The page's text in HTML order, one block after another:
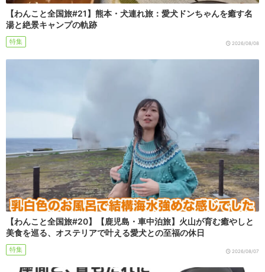
【わんこと全国旅#21】熊本・犬連れ旅：愛犬ドンちゃんを癒す名
湯と絶景キャンプの軌跡
特集 2026/08/08
【わんこと全国旅#20】【鹿児島・車中泊旅】火山が育む癒やしと
美食を巡る、オステリアで叶える愛犬との至福の休日
特集 2026/08/07